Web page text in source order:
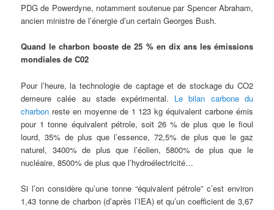
PDG de Powerdyne, notamment soutenue par Spencer Abraham,
ancien ministre de l’énergie d’un certain Georges Bush.
Quand le charbon booste de 25 % en dix ans les émissions
mondiales de C02
Pour l’heure, la technologie de captage et de stockage du CO2
demeure calée au stade expérimental. Le bilan carbone du
charbon reste en moyenne de 1 123 kg équivalent carbone émis
pour 1 tonne équivalent pétrole, soit 26 % de plus que le fioul
lourd, 35% de plus que l’essence, 72,5% de plus que le gaz
naturel, 3400% de plus que l’éolien, 5800% de plus que le
nucléaire, 8500% de plus que l’hydroélectricité…
Si l’on considère qu’une tonne “équivalent pétrole” c’est environ
1,43 tonne de charbon (d’après l’IEA) et qu’un coefficient de 3,67